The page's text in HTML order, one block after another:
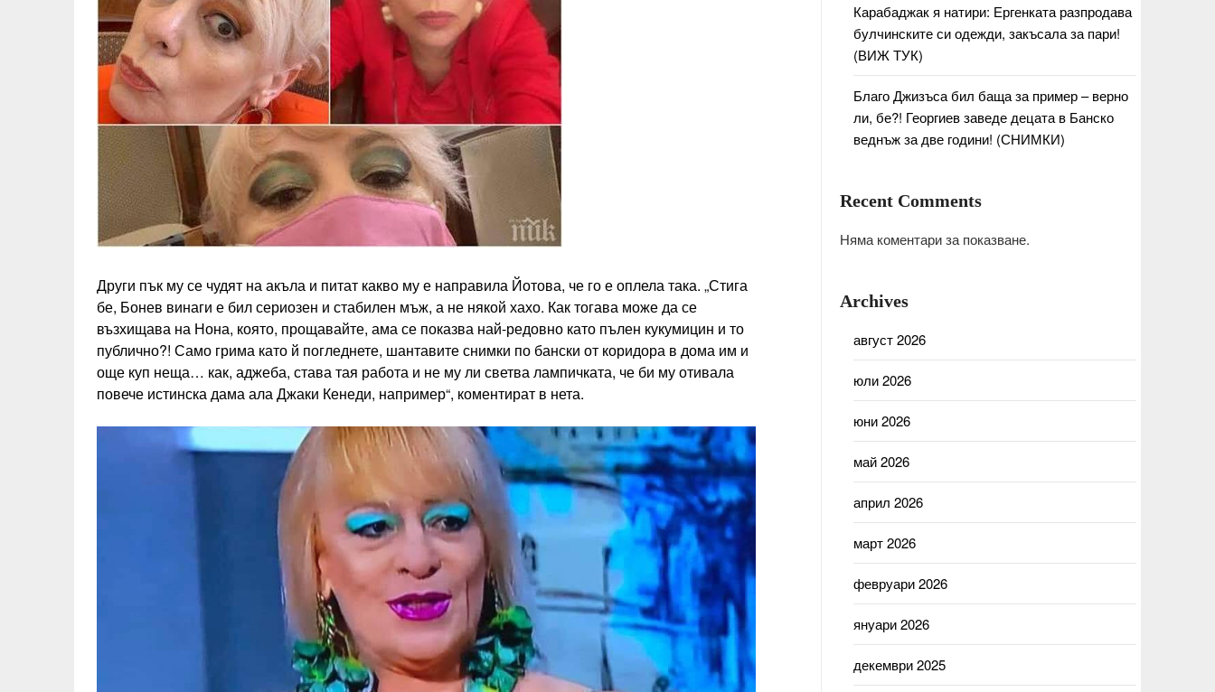
Други пък му се чудят на акъла и питат какво му е направила Йотова, че го е оплела така. „Стига
бе, Бонев винаги е бил сериозен и стабилен мъж, а не някой хахо. Как тогава може да се
възхищава на Нона, която, прощавайте, ама се показва най-редовно като пълен кукумицин и то
публично?! Само грима като й погледнете, шантавите снимки по бански от коридора в дома им и
още куп неща… как, аджеба, става тая работа и не му ли светва лампичката, че би му отивала
повече истинска дама ала Джаки Кенеди, например“, коментират в нета.
Карабаджак я натири: Ергенката разпродава
булчинските си одежди, закъсала за пари!
(ВИЖ ТУК)
Благо Джизъса бил баща за пример – верно
ли, бе?! Георгиев заведе децата в Банско
веднъж за две години! (СНИМКИ)
Recent Comments
Няма коментари за показване.
Archives
август 2026
юли 2026
юни 2026
май 2026
април 2026
март 2026
февруари 2026
януари 2026
декември 2025